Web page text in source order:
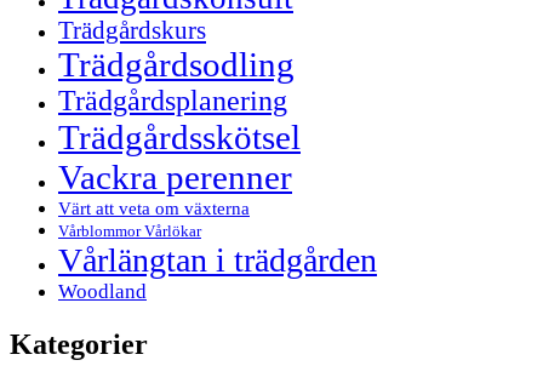
Trädgårdskurs
Trädgårdsodling
Trädgårdsplanering
Trädgårdsskötsel
Vackra perenner
Värt att veta om växterna
Vårblommor Vårlökar
Vårlängtan i trädgården
Woodland
Kategorier